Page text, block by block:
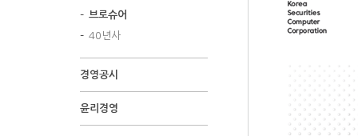
브로슈어
40년사
경영공시
윤리경영